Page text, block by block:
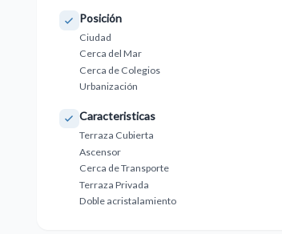
Posición
Ciudad
Cerca del Mar
Cerca de Colegios
Urbanización
Caracteristicas
Terraza Cubierta
Ascensor
Cerca de Transporte
Terraza Privada
Doble acristalamiento